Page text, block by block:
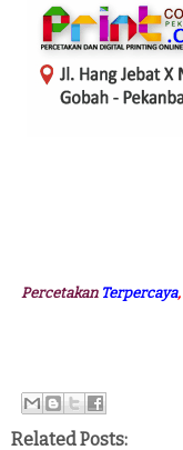
Percetakan Terpercaya,
Related Posts: